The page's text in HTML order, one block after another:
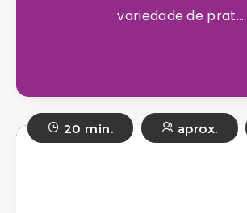
variedade de prat...
20 min. aprox.